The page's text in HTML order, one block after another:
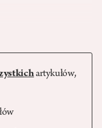
artykułów,